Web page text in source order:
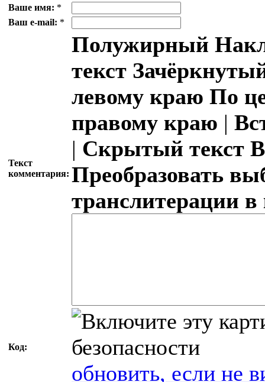
Ваше имя: *
Ваш e-mail: *
Текст
комментария:
Полужирный
текст
левому краю По
правому краю |
| Скрытый текст
Преобразовать
транслитерации
Код:
обновить, если не